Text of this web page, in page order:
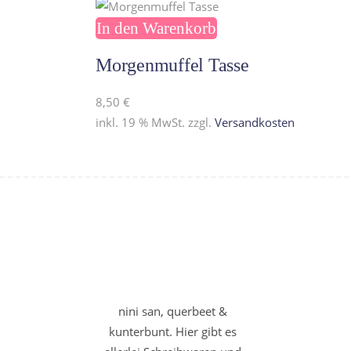
In den Warenkorb
Morgenmuffel Tasse
8,50 €
inkl. 19 % MwSt. zzgl. Versandkosten
nini san, querbeet &
kunterbunt. Hier gibt es